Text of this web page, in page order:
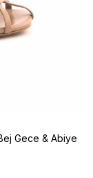
Gece & Abiye